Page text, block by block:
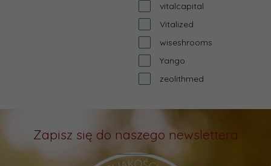
vitalcapital
Vitalized
wiseshrooms
Yango
zeolithmed
Zapisz się do naszego newslettera